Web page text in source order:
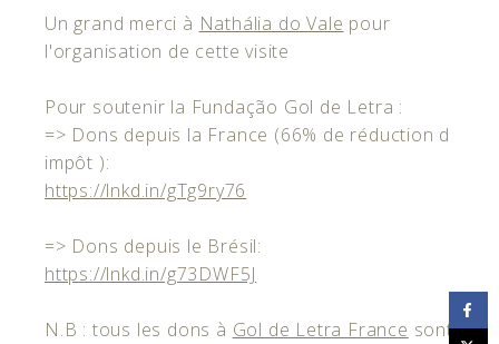
Un grand merci à Nathália do Vale pour
l'organisation de cette visite
Pour soutenir la Fundação Gol de Letra :
=> Dons depuis la France (66% de réduction d
impôt ):
https://lnkd.in/gTg9ry76
=> Dons depuis le Brésil:
https://lnkd.in/g73DWF5J
N.B : tous les dons à Gol de Letra France sont